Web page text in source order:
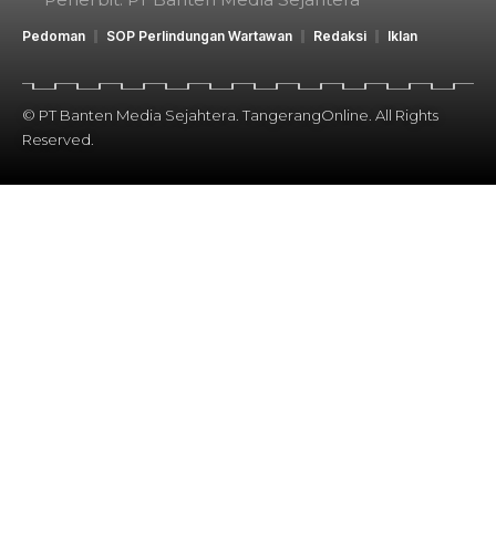
Pedoman SOP Perlindungan Wartawan Redaksi Iklan
© PT Banten Media Sejahtera. TangerangOnline. All Rights
Reserved.